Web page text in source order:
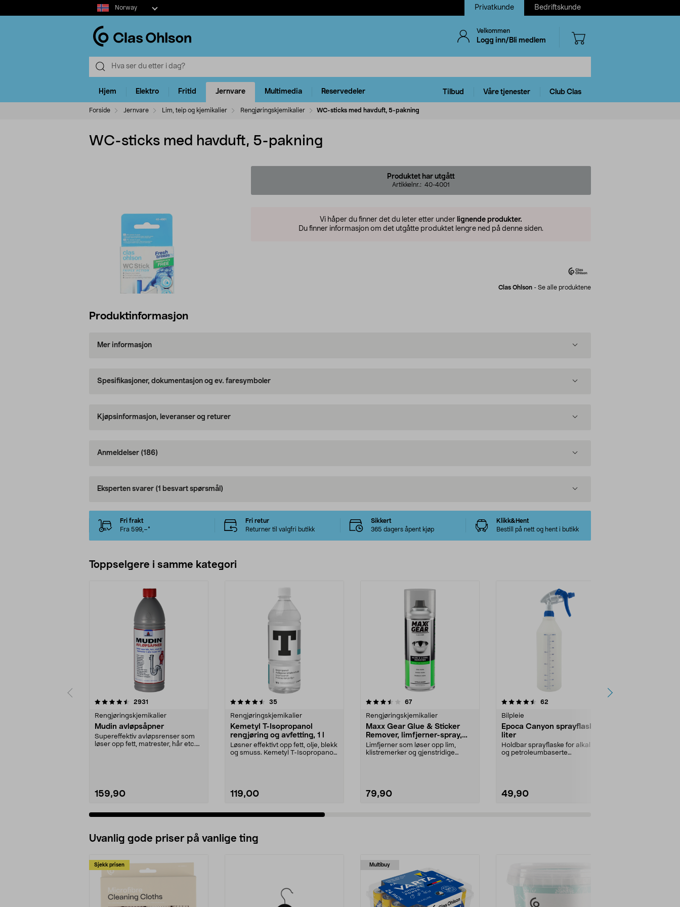
Select
market
Norway Privatkunde Bedriftskunde
Velkommen
Logg inn/Bli medlem
Hjem Elektro Fritid Jernvare Multimedia Reservedeler Tilbud Våre tjenester Club Clas
Forside Jernvare Lim, teip og kjemikalier Rengjøringskjemikalier WC-sticks med havduft, 5-pakning
WC-sticks med havduft, 5-pakning
Produktet har utgått
Artikkelnr.: 40-4001
Vi håper du finner det du leter etter under lignende produkter.
Du finner informasjon om det utgåtte produktet lengre ned på denne siden.
Clas Ohlson - Se alle produktene
Produktinformasjon
Mer informasjon
Spesifikasjoner, dokumentasjon og ev. faresymboler
Kjøpsinformasjon, leveranser og returer
Anmeldelser (186)
Eksperten svarer (1 besvart spørsmål)
Fri frakt
Fra 599,–*
Fri retur
Returner til valgfri butikk
Sikkert
365 dagers åpent kjøp
Klikk&Hent
Bestill på nett og hent i butikk
Toppselgere i samme kategori
2931
Rengjøringskjemikalier
Mudin avløpsåpner
Supereffektiv avløpsrenser som
løser opp fett, matrester, hår etc.
159,90
4.5 av 5 stjerner 35anmeldelser
Rengjøringskjemikalier
Kemetyl T-Isopropanol
rengjøring og avfetting, 1 l
Løsner effektivt opp fett, olje, blekk
og smuss. Kemetyl T-Isopropanol
119,00
3.5 av 5 stjerner 67anmeldelser
Rengjøringskjemikalier
Maxx Gear Glue & Sticker
Remover, limfjerner-spray,
200 ml
Limfjerner som løser opp lim,
klistremerker og gjenstridige
79,90
4.5 av 5 stjerner 62
Bilpleie
Epoca Canyon sprayflaske, 1
liter
Holdbar sprayflaske for alkaliske
og petroleumbaserte
49,90
4.5 av 5 stjerner
Uvanlig gode priser på vanlige ting
Sjekk prisen Multibuy